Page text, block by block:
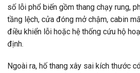
số lỗi phổ biến gồm thang chạy rung,
tầng lệch, cửa đóng mở chậm, cabin
điều khiển lỗi hoặc hệ thống cứu hộ
định.
Ngoài ra, hố thang xây sai kích thước